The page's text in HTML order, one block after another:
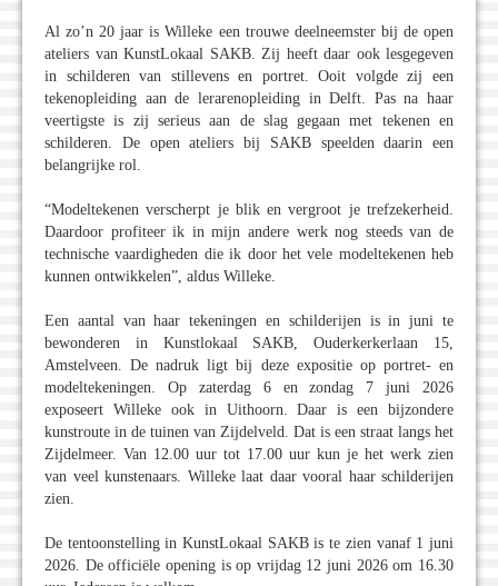
Al zo’n 20 jaar is Willeke een trouwe deelneemster bij de open
ateliers van KunstLokaal SAKB. Zij heeft daar ook lesgegeven
in schilderen van stillevens en portret. Ooit volgde zij een
tekenopleiding aan de lerarenopleiding in Delft. Pas na haar
veertigste is zij serieus aan de slag gegaan met tekenen en
schilderen. De open ateliers bij SAKB speelden daarin een
belangrijke rol.
“Modeltekenen verscherpt je blik en vergroot je trefzekerheid.
Daardoor profiteer ik in mijn andere werk nog steeds van de
technische vaardigheden die ik door het vele modeltekenen heb
kunnen ontwikkelen”, aldus Willeke.
Een aantal van haar tekeningen en schilderijen is in juni te
bewonderen in Kunstlokaal SAKB, Ouderkerkerlaan 15,
Amstelveen. De nadruk ligt bij deze expositie op portret- en
modeltekeningen. Op zaterdag 6 en zondag 7 juni 2026
exposeert Willeke ook in Uithoorn. Daar is een bijzondere
kunstroute in de tuinen van Zijdelveld. Dat is een straat langs het
Zijdelmeer. Van 12.00 uur tot 17.00 uur kun je het werk zien
van veel kunstenaars. Willeke laat daar vooral haar schilderijen
zien.
De tentoonstelling in KunstLokaal SAKB is te zien vanaf 1 juni
2026. De officiële opening is op vrijdag 12 juni 2026 om 16.30